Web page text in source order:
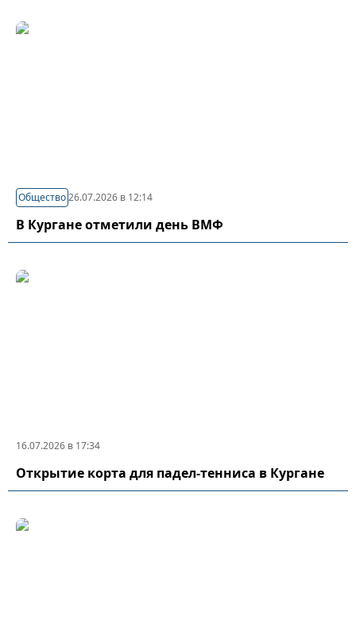
Общество26.07.2026 в 12:14
В Кургане отметили день ВМФ
16.07.2026 в 17:34
Открытие корта для падел-тенниса в Кургане